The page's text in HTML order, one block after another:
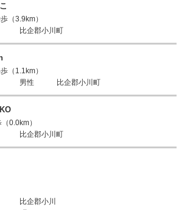
（3.9km）
比企郡小川町
（1.1km）
男性 比企郡小川町
0.0km）
比企郡小川町
比企郡小川